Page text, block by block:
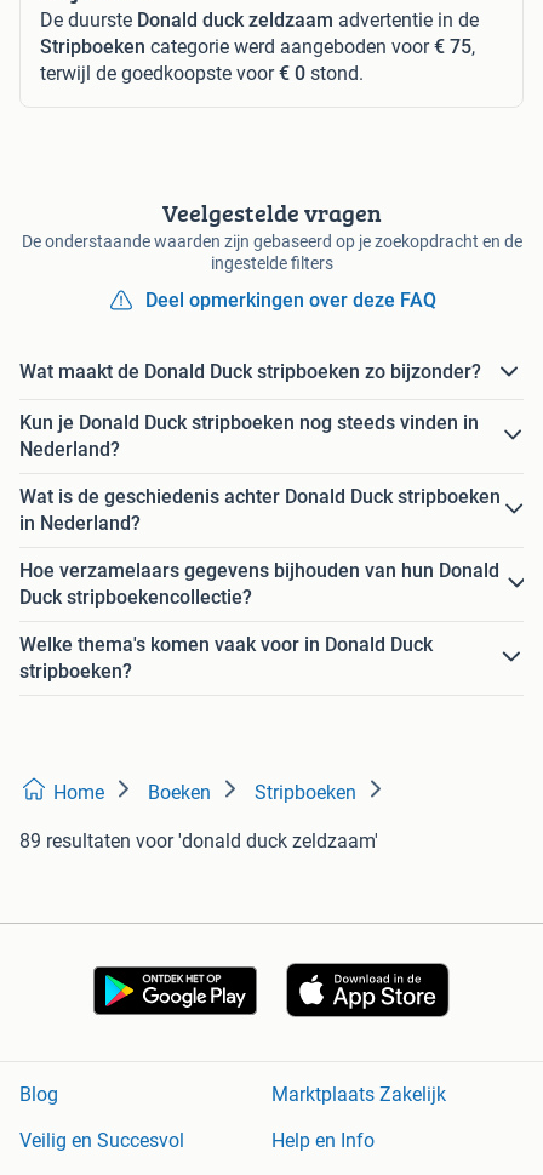
De duurste Donald duck zeldzaam advertentie in de
Stripboeken categorie werd aangeboden voor€ 75,
terwijl de goedkoopste voor€ 0 stond.
Veelgestelde vragen
De onderstaande waarden zijn gebaseerd op je zoekopdracht en de
ingestelde filters
Deel opmerkingen over deze FAQ
Wat maakt de Donald Duck stripboeken zo bijzonder?
Kun je Donald Duck stripboeken nog steeds vinden in
Nederland?
Wat is de geschiedenis achter Donald Duck stripboeken
in Nederland?
Hoe verzamelaars gegevens bijhouden van hun Donald
Duck stripboekencollectie?
Welke thema's komen vaak voor in Donald Duck
stripboeken?
Home Boeken Stripboeken
89 resultaten voor 'donald duck zeldzaam'
Blog
Marktplaats Zakelijk
Veilig en Succesvol
Help en Info